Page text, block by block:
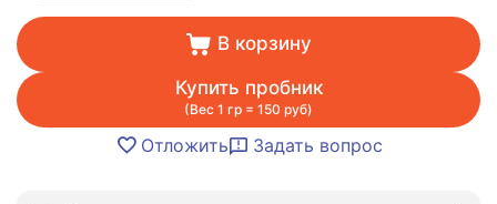
В корзину
Купить пробник
(Вес 1 гр = 150 руб)
Отложить Задать вопрос